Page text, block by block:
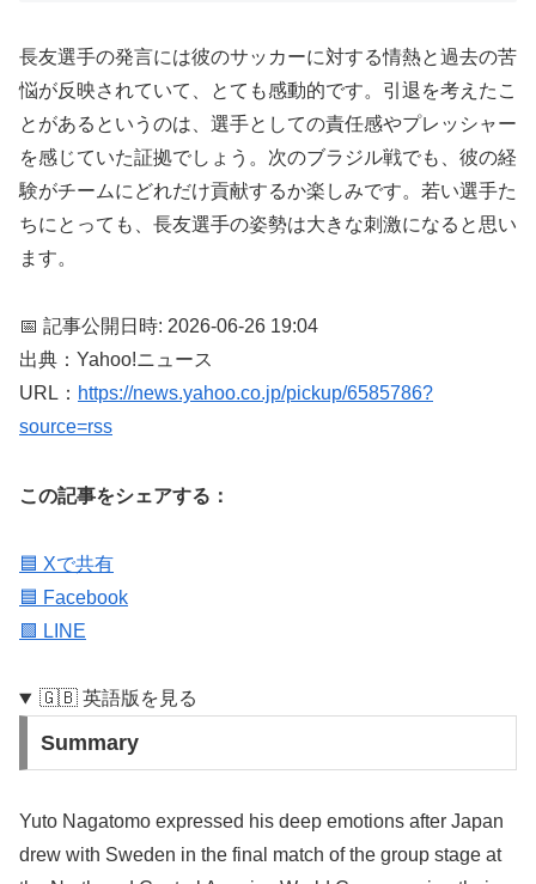
長友選手の発言には彼のサッカーに対する情熱と過去の苦
悩が反映されていて、とても感動的です。引退を考えたこ
とがあるというのは、選手としての責任感やプレッシャー
を感じていた証拠でしょう。次のブラジル戦でも、彼の経
験がチームにどれだけ貢献するか楽しみです。若い選手た
ちにとっても、長友選手の姿勢は大きな刺激になると思い
ます。
📅 記事公開日時: 2026-06-26 19:04
出典：Yahoo!ニュース
URL： https://news.yahoo.co.jp/pickup/6585786?
source=rss
この記事をシェアする：
🟦 Xで共有
🟦 Facebook
🟩 LINE
🇬🇧 英語版を見る
Summary
Yuto Nagatomo expressed his deep emotions after Japan
drew with Sweden in the final match of the group stage at